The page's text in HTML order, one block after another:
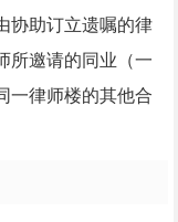
协助订立遗嘱的律
所邀请的同业（一
一律师楼的其他合